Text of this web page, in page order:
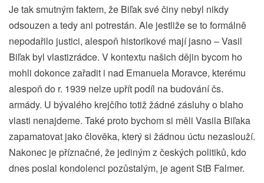
Je tak smutným faktem, že Biľak své činy nebyl nikdy
odsouzen a tedy ani potrestán. Ale jestliže se to formálně
nepodařilo justici, alespoň historikové mají jasno – Vasil
Biľak byl vlastizrádce. V kontextu našich dějin bycom ho
mohli dokonce zařadit i nad Emanuela Moravce, kterému
alespoň do r. 1939 nelze upřít podíl na budování čs.
armády. U bývalého krejčího totiž žádné zásluhy o blaho
vlasti nenajdeme. Také proto bychom si měli Vasila Biľaka
zapamatovat jako člověka, který si žádnou úctu nezaslouží.
Nakonec je příznačné, že jediným z českých politiků, kdo
dnes poslal kondolenci pozůstalým, je agent StB Falmer.